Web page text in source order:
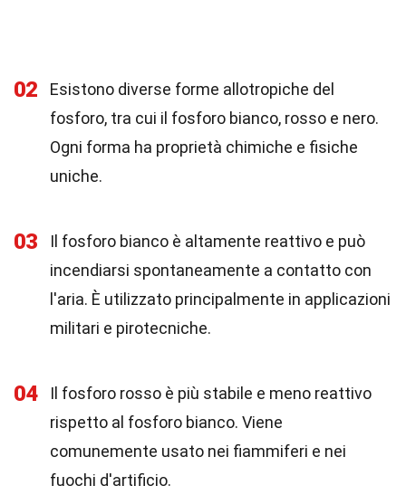
02
Esistono diverse forme allotropiche del
fosforo, tra cui il fosforo bianco, rosso e nero.
Ogni forma ha proprietà chimiche e fisiche
uniche.
03
Il fosforo bianco è altamente reattivo e può
incendiarsi spontaneamente a contatto con
l'aria. È utilizzato principalmente in applicazioni
militari e pirotecniche.
04
Il fosforo rosso è più stabile e meno reattivo
rispetto al fosforo bianco. Viene
comunemente usato nei fiammiferi e nei
fuochi d'artificio.